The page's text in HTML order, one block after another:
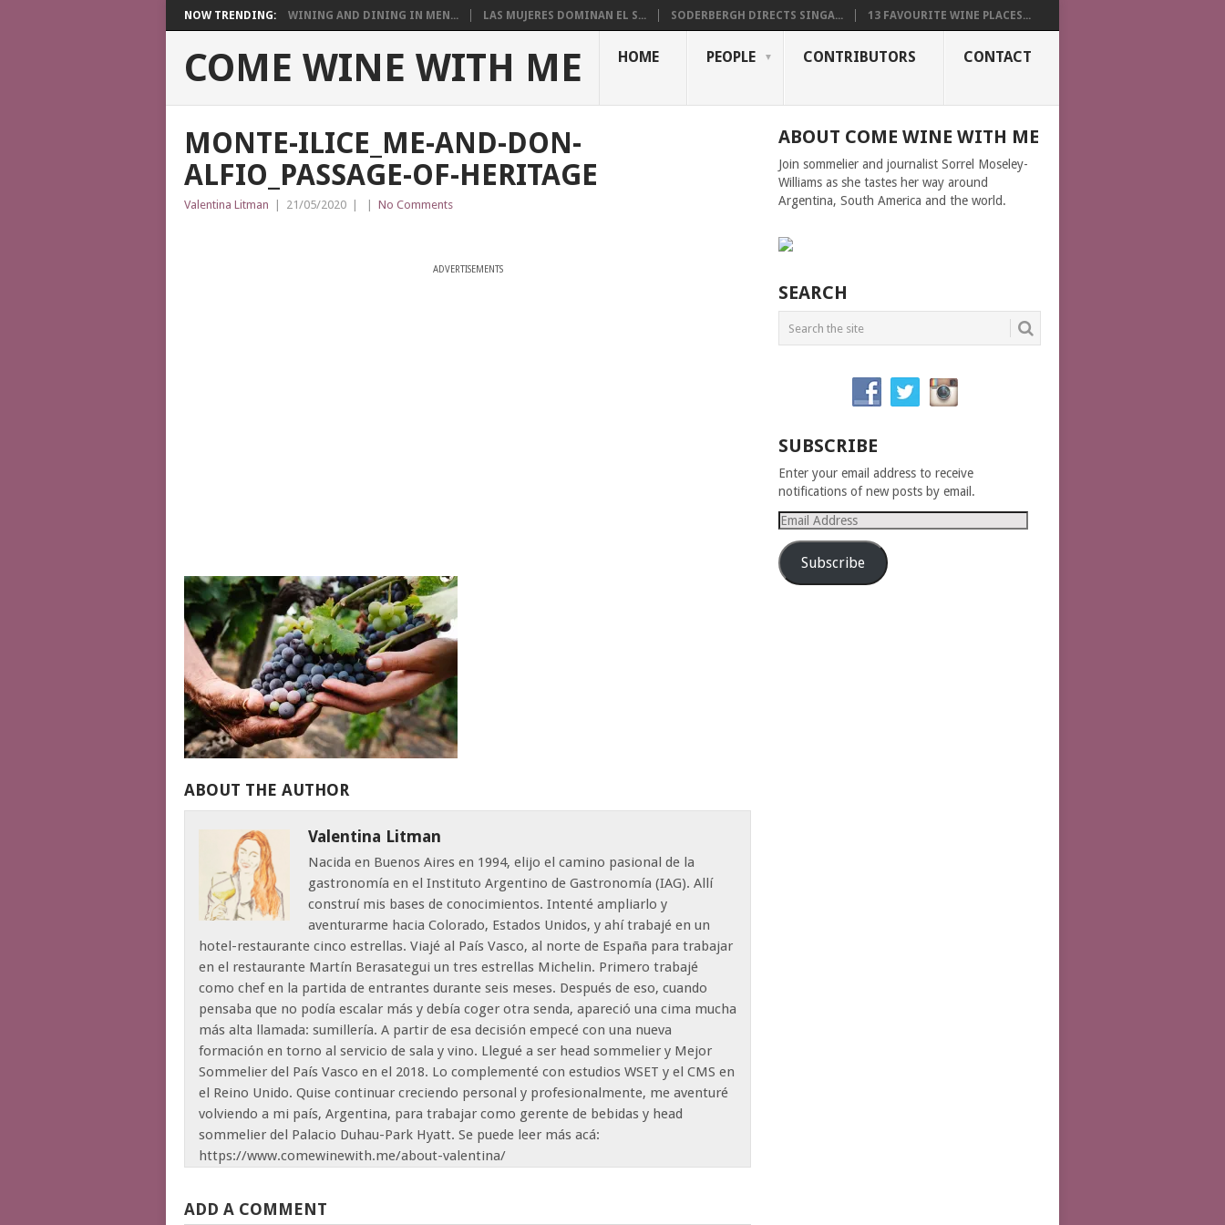
NOW TRENDING: WINING AND DINING IN MEN... LAS MUJERES DOMINAN EL S... SODERBERGH DIRECTS SINGA... 13 FAVOURITE WINE PLACES...
COME WINE WITH ME HOME PEOPLE CONTRIBUTORS CONTACT
MONTE-ILICE_ME-AND-DON-
ALFIO_PASSAGE-OF-HERITAGE
Valentina Litman 21/05/2020 No Comments
ADVERTISEMENTS
ABOUT THE AUTHOR
Valentina Litman
Nacida en Buenos Aires en 1994, elijo el camino pasional de la
gastronomía en el Instituto Argentino de Gastronomía (IAG). Allí
construí mis bases de conocimientos. Intenté ampliarlo y
aventurarme hacia Colorado, Estados Unidos, y ahí trabajé en un
hotel-restaurante cinco estrellas. Viajé al País Vasco, al norte de España para trabajar
en el restaurante Martín Berasategui un tres estrellas Michelin. Primero trabajé
como chef en la partida de entrantes durante seis meses. Después de eso, cuando
pensaba que no podía escalar más y debía coger otra senda, apareció una cima mucha
más alta llamada: sumillería. A partir de esa decisión empecé con una nueva
formación en torno al servicio de sala y vino. Llegué a ser head sommelier y Mejor
Sommelier del País Vasco en el 2018. Lo complementé con estudios WSET y el CMS en
el Reino Unido. Quise continuar creciendo personal y profesionalmente, me aventuré
volviendo a mi país, Argentina, para trabajar como gerente de bebidas y head
sommelier del Palacio Duhau-Park Hyatt. Se puede leer más acá:
https://www.comewinewith.me/about-valentina/
ADD A COMMENT
ABOUT COME WINE WITH ME
Join sommelier and journalist Sorrel Moseley-
Williams as she tastes her way around
Argentina, South America and the world.
SEARCH
SUBSCRIBE
Enter your email address to receive
notifications of new posts by email.
Email
Address
Subscribe